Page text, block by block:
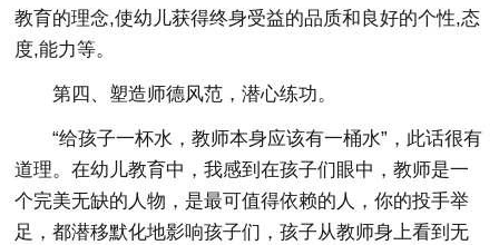
教育的理念,使幼儿获得终身受益的品质和良好的个性,态
度,能力等。
第四、塑造师德风范，潜心练功。
“给孩子一杯水，教师本身应该有一桶水”，此话很有
道理。在幼儿教育中，我感到在孩子们眼中，教师是一
个完美无缺的人物，是最可值得依赖的人，你的投手举
足，都潜移默化地影响孩子们，孩子从教师身上看到无